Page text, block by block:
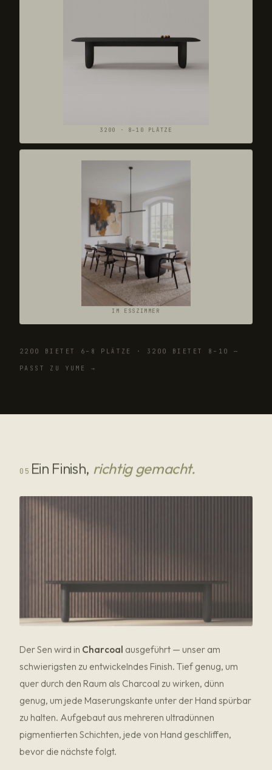
3200 · 8–10 PLÄTZE
IM ESSZIMMER
2200 BIETET 6–8 PLÄTZE · 3200 BIETET 8–10 —
PASST ZU YUME →
05 Ein Finish, richtig gemacht.
Der Sen wird in Charcoal ausgeführt — unser am
schwierigsten zu entwickelndes Finish. Tief genug, um
quer durch den Raum als Charcoal zu wirken, dünn
genug, um jede Maserungskante unter der Hand spürbar
zu halten. Aufgebaut aus mehreren ultradünnen
pigmentierten Schichten, jede von Hand geschliffen,
bevor die nächste folgt.